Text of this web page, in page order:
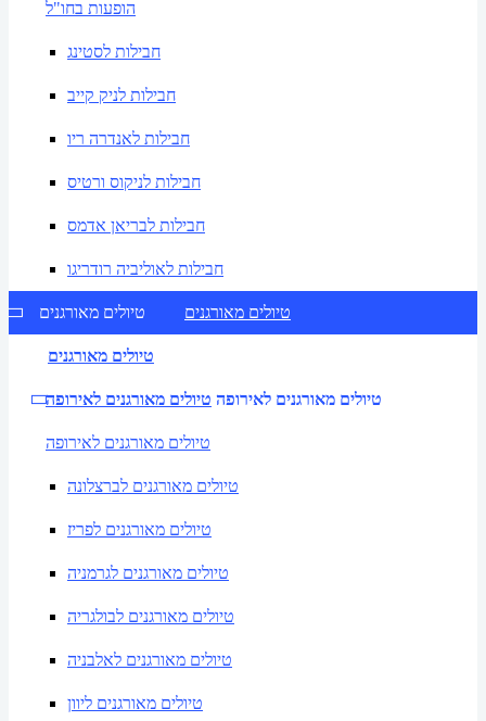
הופעות בחו"ל
חבילות לסטינג
חבילות לניק קייב
חבילות לאנדרה ריו
חבילות לניקוס ורטיס
חבילות לבריאן אדמס
חבילות לאוליביה רודריגו
טיולים מאורגנים טיולים מאורגנים
טיולים מאורגנים
טיולים מאורגנים לאירופה טיולים מאורגנים לאירופה
טיולים מאורגנים לאירופה
טיולים מאורגנים לברצלונה
טיולים מאורגנים לפריז
טיולים מאורגנים לגרמניה
טיולים מאורגנים לבולגריה
טיולים מאורגנים לאלבניה
טיולים מאורגנים ליוון